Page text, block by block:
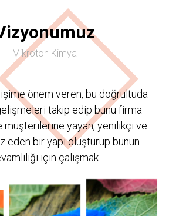
Mikroton Kimya
önem veren, bu doğrultuda
takip edip bunu firma
müşterilerine yayan, yenilikçi ve
eden bir yapı oluşturup bunun
için çalışmak.